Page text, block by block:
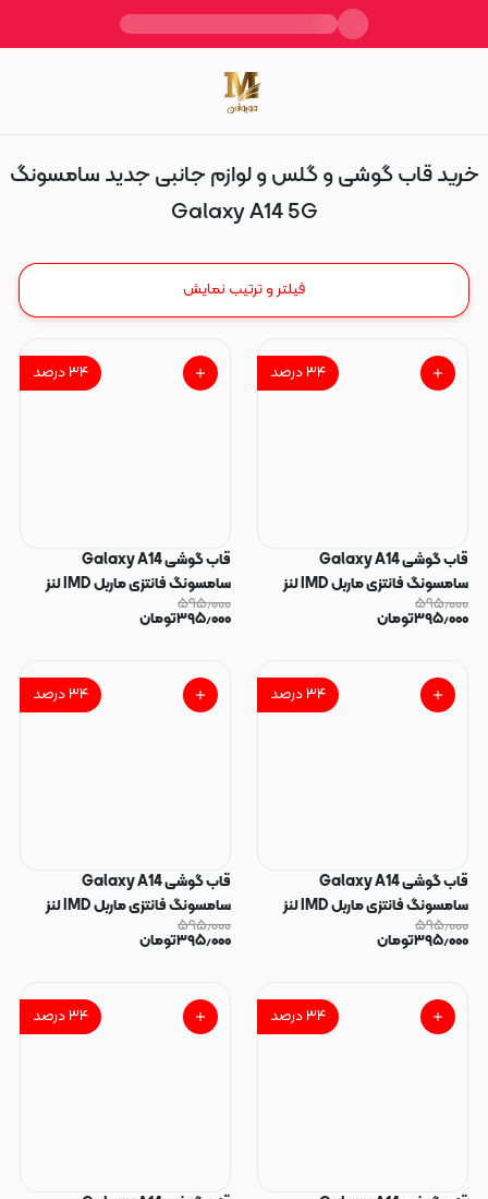
Galaxy A14 5G
خرید قاب گوشی و گلس و لوازم جانبی جدید سامسونگ
Galaxy A14 5G
فیلتر و ترتیب نمایش
۳۴درصد
قاب گوشی Galaxy A14
سامسونگ فانتزی ماربل IMD لنز
نگین دار دور مات دکمه کرومی طرح
پاپیون کیوت کد 165960
۵۹۵٫۰۰۰
۳۹۵٫۰۰۰تومان
۳۴درصد
قاب گوشی Galaxy A14
سامسونگ فانتزی ماربل IMD لنز
نگین دار دور مات دکمه کرومی طرح
پاپیون کیوت کد 165959
۵۹۵٫۰۰۰
۳۹۵٫۰۰۰تومان
۳۴درصد
قاب گوشی Galaxy A14
سامسونگ فانتزی ماربل IMD لنز
نگین دار دور مات دکمه کرومی طرح
پاپیون کیوت کد 165958
۵۹۵٫۰۰۰
۳۹۵٫۰۰۰تومان
۳۴درصد
قاب گوشی Galaxy A14
سامسونگ فانتزی ماربل IMD لنز
نگین دار دور مات دکمه کرومی طرح
پاپیون کیوت کد 165957
۵۹۵٫۰۰۰
۳۹۵٫۰۰۰تومان
۳۴درصد ۳۴درصد